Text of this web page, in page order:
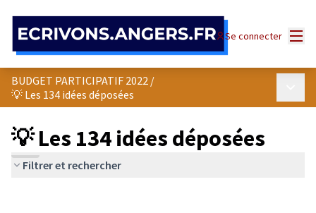
Se connecter
BUDGET PARTICIPATIF 2022 /
💡 Les 134 idées déposées
💡 Les 134 idées déposées
Filtrer et rechercher